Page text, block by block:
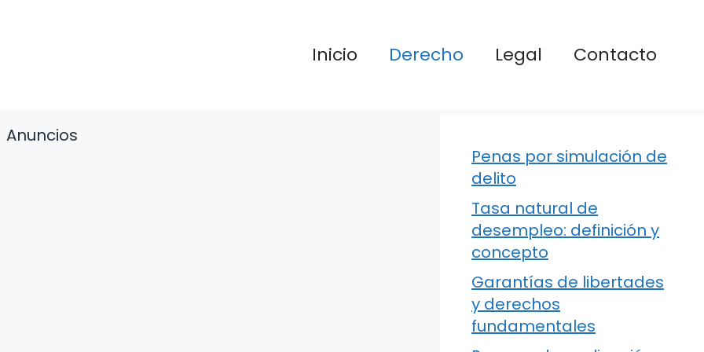
Inicio Derecho Legal Contacto
Anuncios
Penas por simulación de
delito
Tasa natural de
desempleo: definición y
concepto
Garantías de libertades
y derechos
fundamentales